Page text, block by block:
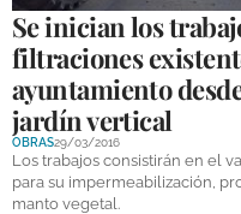
SUBBÉTICA HOY
SALUD
OBRAS
NECROLÓGICAS
Se inician los
filtraciones
ayuntamiento
jardín vertical
OBRAS29/03/2016
Los trabajos consistirán en el
para su impermeabilización,
manto vegetal.